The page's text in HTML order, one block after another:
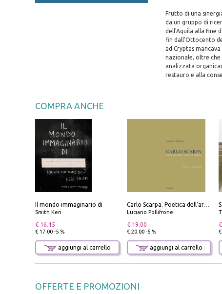
Frutto di una
da un gruppo di
dell'Aquila alla fine
fin dall'Ottocento
ad Cryptas
nazionale, oltre che
analizzata
restauro e alla
COMPRA ANCHE
Il mondo immaginario di
Smith Keri
€ 16.15
€ 17.00 -5 %
aggiungi al carrello
Luciano Pollifrone
€ 19.00
€ 20.00 -5 %
aggiungi al carrello
OFFERTE E PROMOZIONI